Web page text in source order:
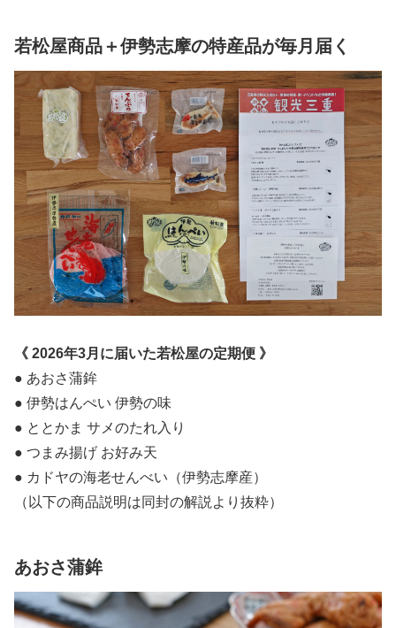
若松屋商品＋伊勢志摩の特産品が毎月届く
《 2026年3月に届いた若松屋の定期便 》
● あおさ蒲鉾
● 伊勢はんぺい 伊勢の味
● ととかま サメのたれ入り
● つまみ揚げ お好み天
● カドヤの海老せんべい（伊勢志摩産）
（以下の商品説明は同封の解説より抜粋）
あおさ蒲鉾